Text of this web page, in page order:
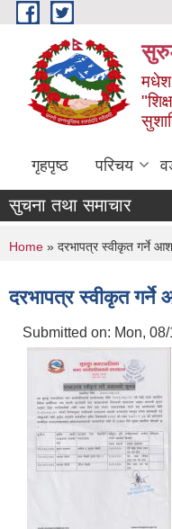
Skip to main content
मधेश
गृहपृष्ठ परिचय
सुचना तथा समाचार
You are here
Home » दरभापत्र स्वीकृत गर्ने
दरभापत्र स्वीकृत
Submitted on: Mon,